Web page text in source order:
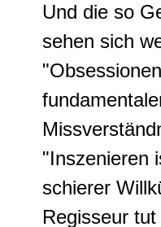
Und die so
sehen sich
"Inszenieren
schierer
Regisseur